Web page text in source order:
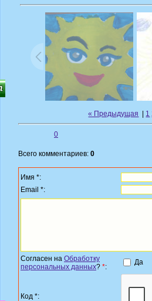
« Предыдущая 1
0
Всего комментариев: 0
Имя *:
Email *:
Согласен на Обработку
персональных данных? *:
Да
Код *: